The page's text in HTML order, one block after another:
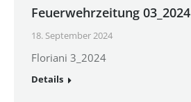
Feuerwehrzeitung 03_2024
18. September 2024
Floriani 3_2024
Details